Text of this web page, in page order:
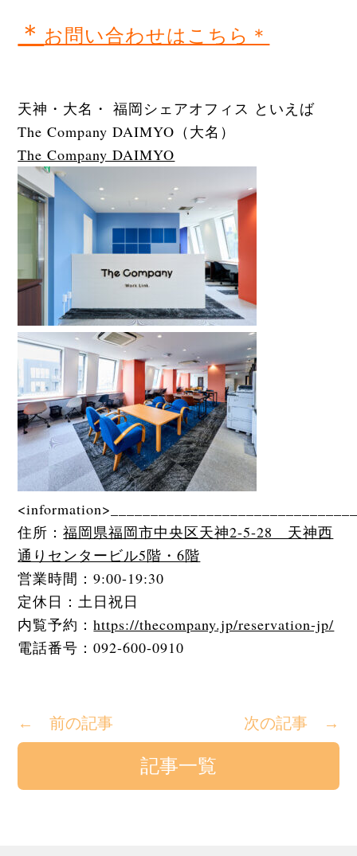
＊ お問い合わせはこちら＊
天神・大名・ 福岡シェアオフィス といえば
The Company DAIMYO （大名）
The Company DAIMYO
住所：福岡県福岡市中央区天神2-5-28 天神西
通りセンタービル5階・6階
営業時間：9:00-19:30
定休日：土日祝日
内覧予約：https://thecompany.jp/reservation-jp/
電話番号：092-600-0910
← 前の記事 次の記事 →
記事一覧